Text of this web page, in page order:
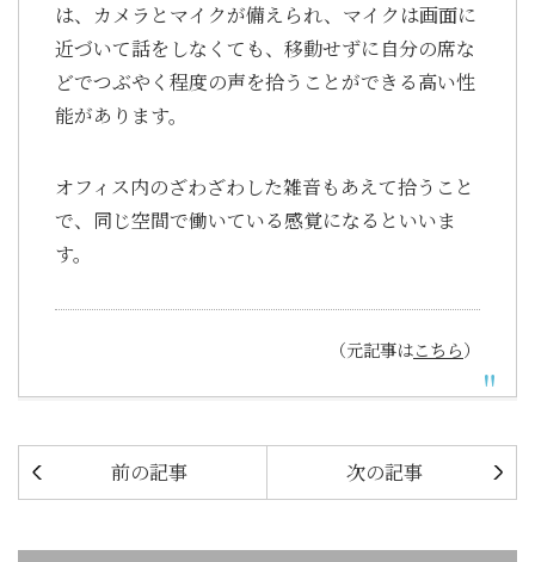
は、カメラとマイクが備えられ、マイクは画面に
近づいて話をしなくても、移動せずに自分の席な
どでつぶやく程度の声を拾うことができる高い性
能があります。
オフィス内のざわざわした雑音もあえて拾うこと
で、同じ空間で働いている感覚になるといいま
す。
（元記事はこちら）
前の記事 次の記事